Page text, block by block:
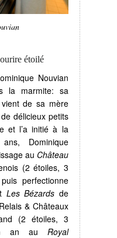
étoilé
Nouvian
la marmite: sa
de sa mère
délicieux petits
et l’a initié à la
Dominique
au Château
(2 étoiles, 3
perfectionne
Les Bézards de
& Châteaux
(2 étoiles, 3
an au Royal